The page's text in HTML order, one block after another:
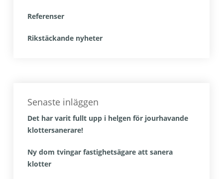
Referenser
Rikstäckande nyheter
Senaste inläggen
Det har varit fullt upp i helgen för jourhavande
klottersanerare!
Ny dom tvingar fastighetsägare att sanera
klotter